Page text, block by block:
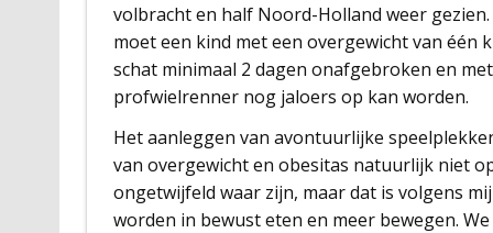
volbracht en half Noord-Holland weer
moet een kind met een overgewicht van één
schat minimaal 2 dagen onafgebroken en
profwielrenner nog jaloers op kan worden.
Het aanleggen van avontuurlijke
van overgewicht en obesitas natuurlijk niet
ongetwijfeld waar zijn, maar dat is volgens
worden in bewust eten en meer bewegen.